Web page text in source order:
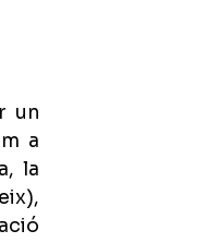
un
a
la